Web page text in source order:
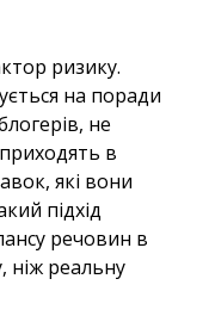
ризику.
на поради
не
приходять в
які вони
підхід
речовин в
ніж реальну